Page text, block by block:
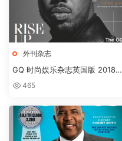
外刊杂志
GQ 时尚娱乐杂志英国版 2018年
3月刊下载
465